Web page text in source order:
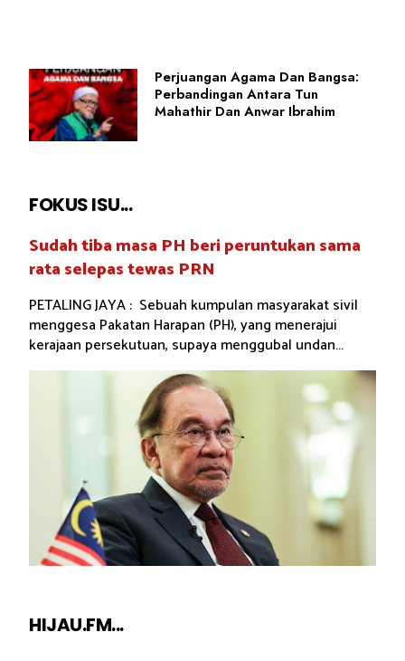
Perjuangan Agama Dan Bangsa:
Perbandingan Antara Tun
Mahathir Dan Anwar Ibrahim
FOKUS ISU...
Sudah tiba masa PH beri peruntukan sama
rata selepas tewas PRN
PETALING JAYA : Sebuah kumpulan masyarakat sivil
menggesa Pakatan Harapan (PH), yang menerajui
kerajaan persekutuan, supaya menggubal undan...
HIJAU.FM...